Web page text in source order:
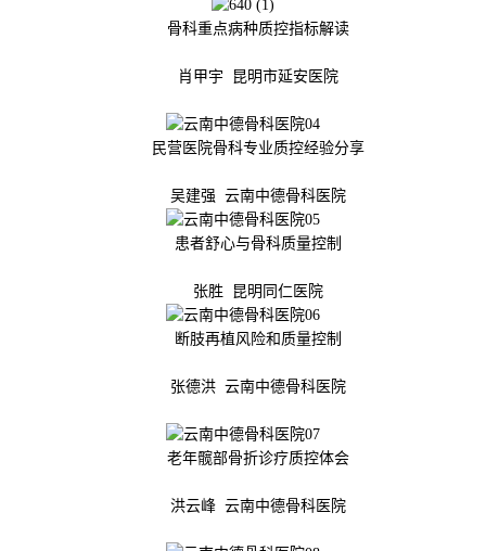
骨科重点病种质控指标解读
肖甲宇 昆明市延安医院
民营医院骨科专业质控经验分享
吴建强 云南中德骨科医院
患者舒心与骨科质量控制
张胜 昆明同仁医院
断肢再植风险和质量控制
张德洪 云南中德骨科医院
老年髋部骨折诊疗质控体会
洪云峰 云南中德骨科医院